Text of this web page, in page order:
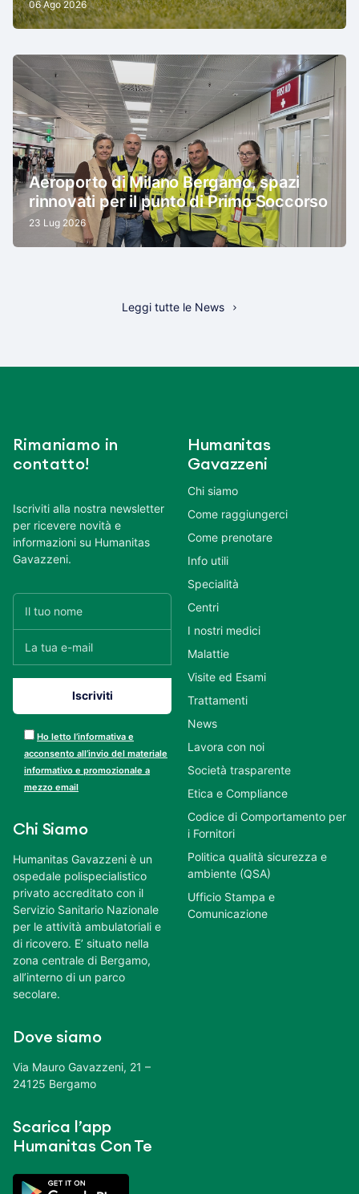
06 Ago 2026
Aeroporto di Milano Bergamo, spazi
rinnovati per il punto di Primo Soccorso
23 Lug 2026
Leggi tutte le News
Rimaniamo in
contatto!
Iscriviti alla nostra newsletter
per ricevere novità e
informazioni su Humanitas
Gavazzeni.
Ho letto l’informativa e
acconsento all’invio del materiale
informativo e promozionale a
mezzo email
Chi Siamo
Humanitas Gavazzeni è un
ospedale polispecialistico
privato accreditato con il
Servizio Sanitario Nazionale
per le attività ambulatoriali e
di ricovero. E’ situato nella
zona centrale di Bergamo,
all’interno di un parco
secolare.
Dove siamo
Via Mauro Gavazzeni, 21 –
24125 Bergamo
Scarica l’app
Humanitas Con Te
Humanitas
Gavazzeni
Chi siamo
Come raggiungerci
Come prenotare
Info utili
Specialità
Centri
I nostri medici
Malattie
Visite ed Esami
Trattamenti
News
Lavora con noi
Società trasparente
Etica e Compliance
Codice di Comportamento per
i Fornitori
Politica qualità sicurezza e
ambiente (QSA)
Ufficio Stampa e
Comunicazione